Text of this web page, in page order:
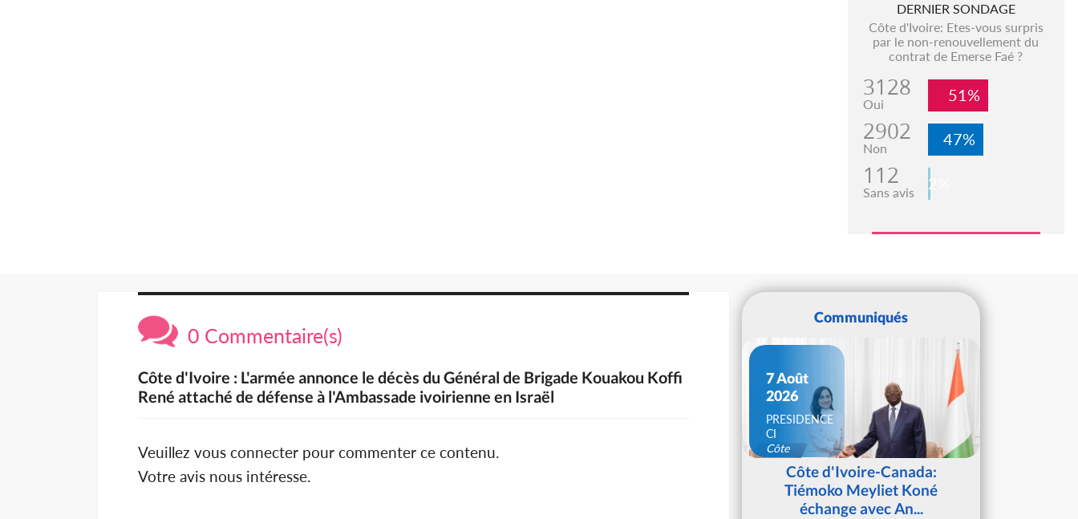
DERNIER SONDAGE
Côte d'Ivoire: Etes-vous surpris
par le non-renouvellement du
contrat de Emerse Faé ?
3128
Oui 51%
2902
Non 47%
112
Sans avis 2%
0 Commentaire(s)
Côte d'Ivoire : L'armée annonce le décès du Général de Brigade Kouakou Koffi
René attaché de défense à l'Ambassade ivoirienne en Israël
Veuillez vous connecter pour commenter ce contenu.
Votre avis nous intéresse.
Communiqués
7 Août
2026
PRESIDENCE
CI
Côte
d'IvoireCôte d'Ivoire-Canada:
Tiémoko Meyliet Koné
échange avec An...